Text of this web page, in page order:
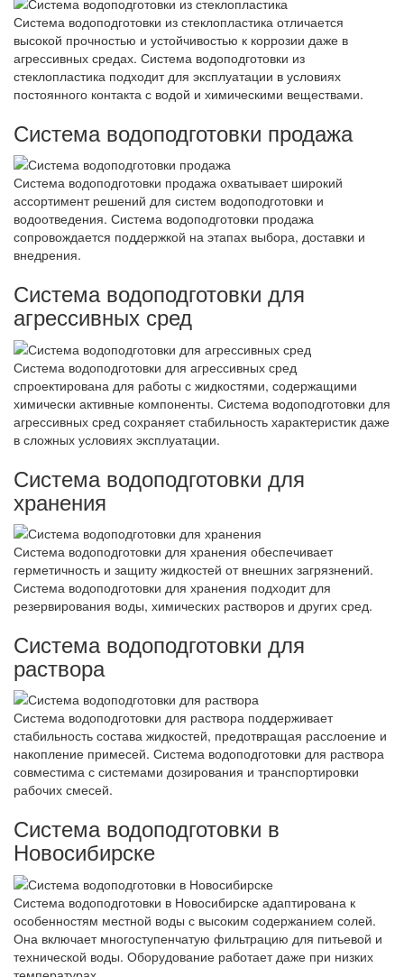
Система водоподготовки из стеклопластика отличается
высокой прочностью и устойчивостью к коррозии даже в
агрессивных средах. Система водоподготовки из
стеклопластика подходит для эксплуатации в условиях
постоянного контакта с водой и химическими веществами.
Система водоподготовки продажа
Система водоподготовки продажа охватывает широкий
ассортимент решений для систем водоподготовки и
водоотведения. Система водоподготовки продажа
сопровождается поддержкой на этапах выбора, доставки и
внедрения.
Система водоподготовки для
агрессивных сред
Система водоподготовки для агрессивных сред
спроектирована для работы с жидкостями, содержащими
химически активные компоненты. Система водоподготовки для
агрессивных сред сохраняет стабильность характеристик даже
в сложных условиях эксплуатации.
Система водоподготовки для
хранения
Система водоподготовки для хранения обеспечивает
герметичность и защиту жидкостей от внешних загрязнений.
Система водоподготовки для хранения подходит для
резервирования воды, химических растворов и других сред.
Система водоподготовки для
раствора
Система водоподготовки для раствора поддерживает
стабильность состава жидкостей, предотвращая расслоение и
накопление примесей. Система водоподготовки для раствора
совместима с системами дозирования и транспортировки
рабочих смесей.
Система водоподготовки в
Новосибирске
Система водоподготовки в Новосибирске адаптирована к
особенностям местной воды с высоким содержанием солей.
Она включает многоступенчатую фильтрацию для питьевой и
технической воды. Оборудование работает даже при низких